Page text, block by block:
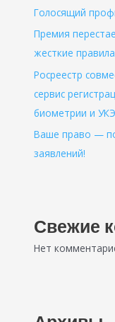
Голосящий
Премия
жесткие
Росреестр
сервис
биометрии и
Ваше право —
заявлений!
Свежие
Нет